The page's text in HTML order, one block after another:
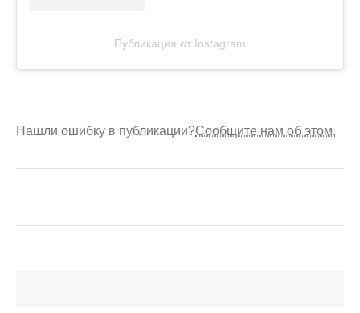
Публикация от Instagram
Нашли ошибку в публикации?Сообщите нам об этом.